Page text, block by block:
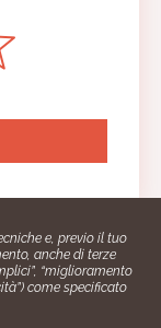
e, previo il tuo
anche di terze
“miglioramento
come specificato